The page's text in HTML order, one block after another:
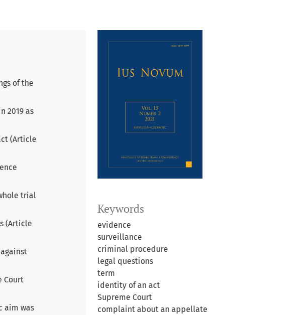
Keywords
evidence
surveillance
criminal procedure
legal questions
term
identity of an act
Supreme Court
complaint about an appellate
of the
2019 as
(Article
trial
(Article
Court
aim was